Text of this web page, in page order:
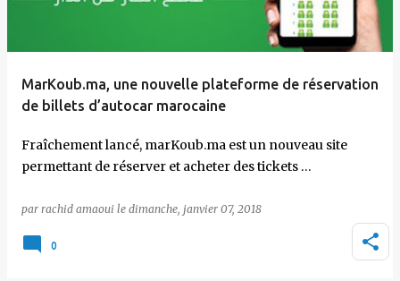
MarKoub.ma, une nouvelle plateforme de réservation
de billets d’autocar marocaine
Fraîchement lancé, marKoub.ma est un nouveau site
permettant de réserver et acheter des tickets …
par rachid amaoui le dimanche, janvier 07, 2018
0